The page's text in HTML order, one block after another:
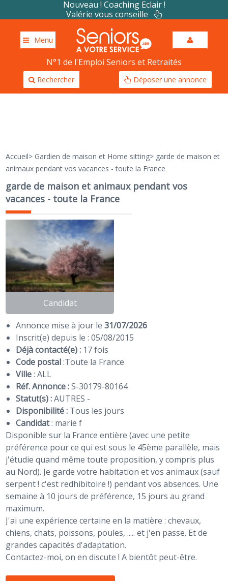
Nouveau ! Coaching Eclair !
Valérie vous conseille
Menu
N°1 de l'Emploi Seniors et Retraités
Rechercher Déposer une annonce
Accueil> Gardien de maison et Home sitting> garde de maison et
animaux pendant vos vacances - toute la France
garde de maison et animaux pendant vos
vacances - toute la France
Candidat
Annonce mise à jour le31/07/2026
Inscrit(e) depuis le : 05/08/2015
Déjà contacté(e) : 17 fois
Code postal:Toute la France
Ville: ALL
Réf. Annonce :S-30179-80164
Statut(s) :AUTRES -
Disponibilité : Tous les jours
Candidat: marie f
Disponible sur la France entière (avec une petite
préférence pour ce qui est sous le 45ème parallèle, mais
j'étudie quand même toute proposition, y compris plus
au Nord). Je garde votre habitation et vos animaux (sauf
serpent ! c'est redhibitoire !) pendant vos absences. Une
semaine à 10 jours de préférence, 15 jours au grand
maximum.
J'ai une expérience certaine en la matière : chevaux,
chiens, chats, poissons, poules, ..... et j'en passe. Et de
grandes capacités d'adaptation.
Contactez-moi, on en discute ! A bientôt peut-être.